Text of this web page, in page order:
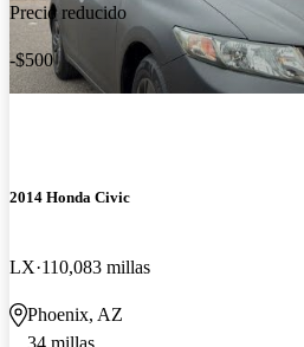
Precio reducido
-$500
2014 Honda Civic
LX 110,083 millas
Phoenix, AZ